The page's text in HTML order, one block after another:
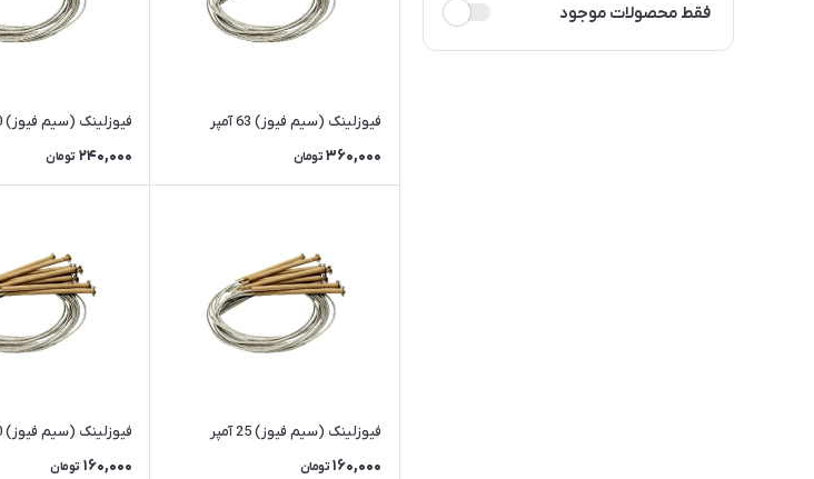
فقط محصولات موجود
فیوزلینک (سیم فیوز) 63 آمپر
360,000 تومان
فیوزلینک (سیم فیوز) 50 آمپر
240,000 تومان
فیوزلینک (سیم فیوز) 25 آمپر
160,000 تومان
فیوزلینک (سیم فیوز) 20 آمپر
160,000 تومان